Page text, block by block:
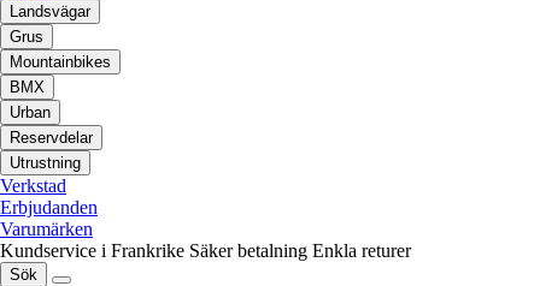
Landsvägar
Grus
Mountainbikes
BMX
Urban
Reservdelar
Utrustning
Verkstad
Erbjudanden
Varumärken
Kundservice i Frankrike Säker betalning Enkla returer
Sök